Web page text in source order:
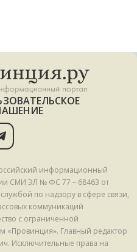
информационный
СМИ ЭЛ № ФС 77 – 68463 от
по надзору в сфере связи,
коммуникаций
с ограниченной
«Провинция». Главный редактор
Исключительные права на